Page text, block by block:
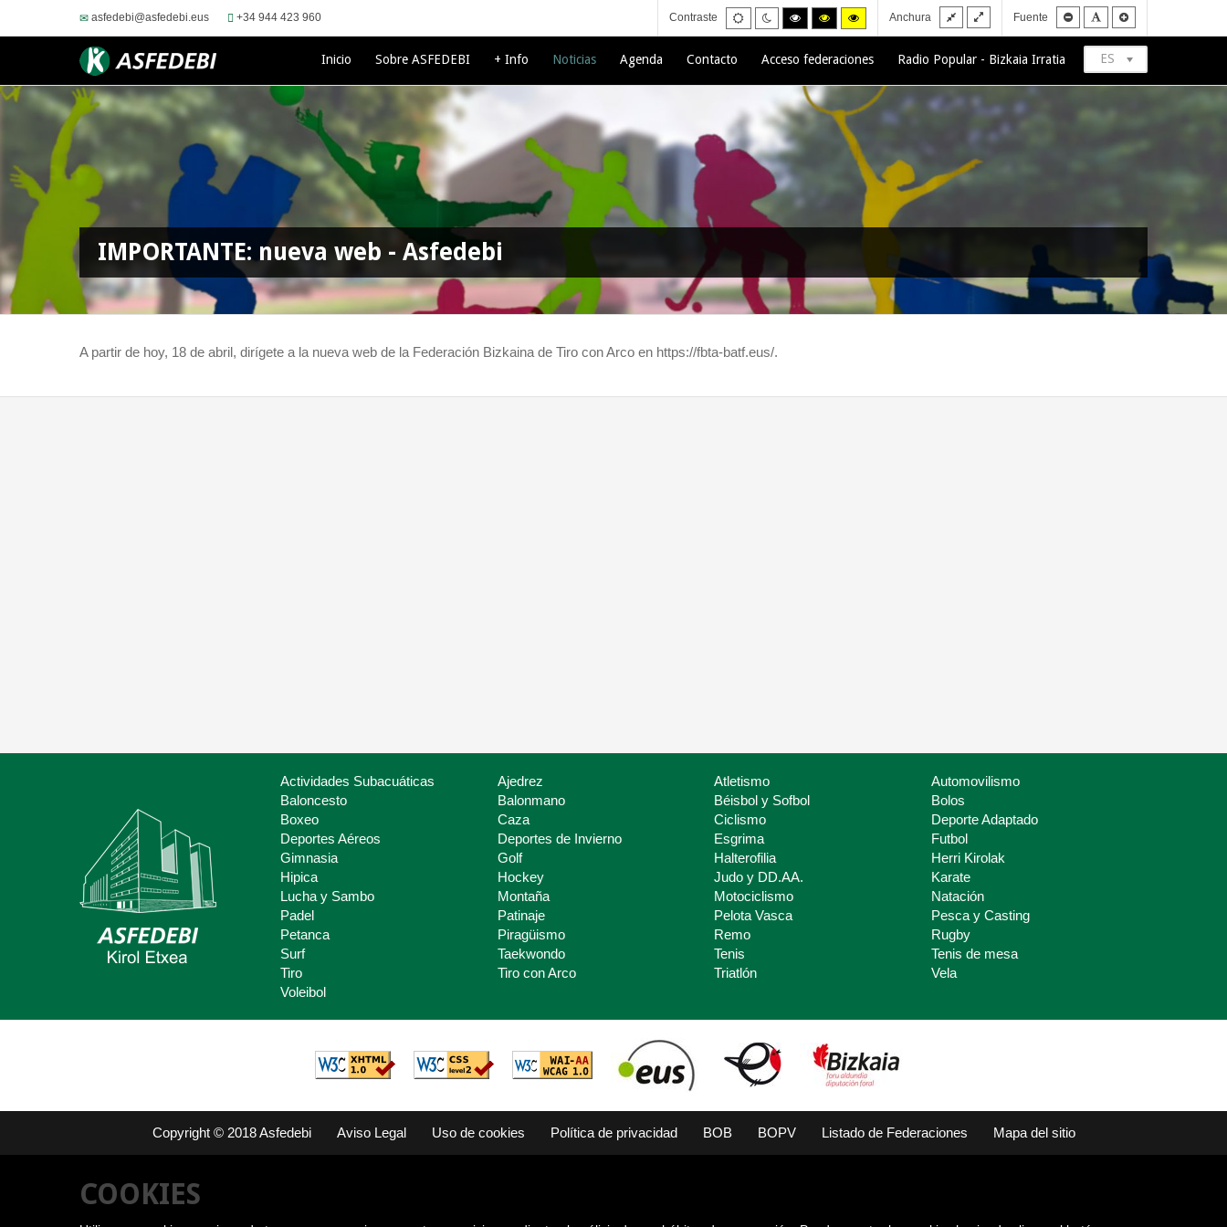
asfedebi@asfedebi.eus +34 944 423 960 Contraste
Default
mode
Night
mode
High
contrast
black/white
High
contrast
black/yellow
High
contrast
yellow/black
Anchura
Fixed
layout
Wide
layoutFuente
Smaller
font
Default
font
ES
Inicio Sobre ASFEDEBI + Info Noticias Agenda Contacto Acceso federaciones Radio Popular - Bizkaia Irratia
IMPORTANTE: nueva web - Asfedebi
A partir de hoy, 18 de abril, dirígete a la nueva web de la Federación Bizkaina de Tiro con Arco en https://fbta-batf.eus/.
Deporte Escolar
Claves del deporte Escolar para
padres y madres.
Actividades Subacuáticas Ajedrez Atletismo
Automovilismo
Baloncesto
Balonmano Béisbol y Sofbol
Bolos
Boxeo
Caza Ciclismo
Deporte Adaptado
Deportes Aéreos
Deportes de Invierno Esgrima
Futbol
Gimnasia
Golf Halterofilia
Herri Kirolak
Hipica
Hockey Judo y DD.AA.
Karate
Lucha y Sambo
Montaña Motociclismo
Natación
Padel
Patinaje Pelota Vasca
Pesca y Casting
Petanca
Piragüismo Remo
Rugby
Surf
Taekwondo Tenis
Tenis de mesa
Tiro
Tiro con Arco Triatlón
Vela
Voleibol
Copyright © 2018 Asfedebi Aviso Legal Uso de cookies Política de privacidad BOB BOPV Listado de Federaciones Mapa del sitio
COOKIES